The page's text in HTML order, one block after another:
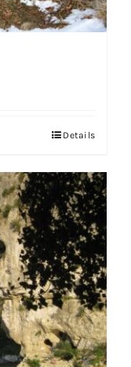
Details